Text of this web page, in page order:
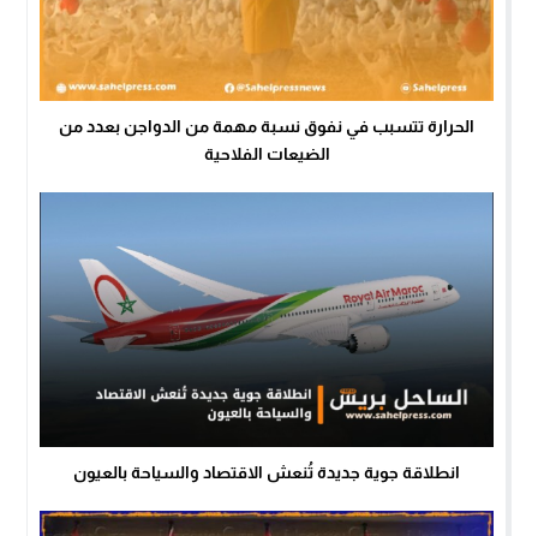
الحرارة تتسبب في نفوق نسبة مهمة من الدواجن بعدد من
الضيعات الفلاحية
انطلاقة جوية جديدة تُنعش الاقتصاد والسياحة بالعيون